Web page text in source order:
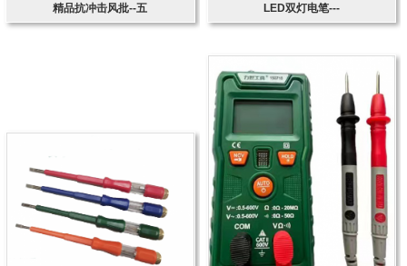
精品抗冲击风批--五 LED双灯电笔---